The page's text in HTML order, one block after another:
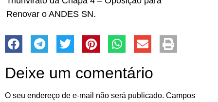
Renovar o ANDES SN.
Deixe um comentário
O seu endereço de e-mail não será publicado. Campos